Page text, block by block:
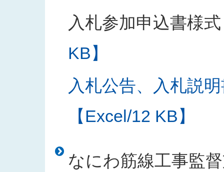
入札参加申込書様式
KB】
入札公告、入札説
【Excel/12 KB】
なにわ筋線工事監